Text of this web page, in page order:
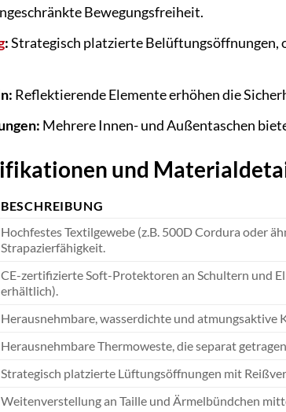
Bewegungsfreiheit.
:Strategisch platzierte Belüftungsöffnungen,
Reflektierende Elemente erhöhen die
Mehrere Innen- und Außentaschen
und
BESCHREIBUNG
Hochfestes Textilgewebe (z.B. 500D Cordura oder
Strapazierfähigkeit.
CE-zertifizierte Soft-Protektoren an Schultern und
erhältlich).
Herausnehmbare, wasserdichte und atmungsaktive
Herausnehmbare Thermoweste, die separat
Strategisch platzierte Lüftungsöffnungen mit
Weitenverstellung an Taille und Ärmelbündchen